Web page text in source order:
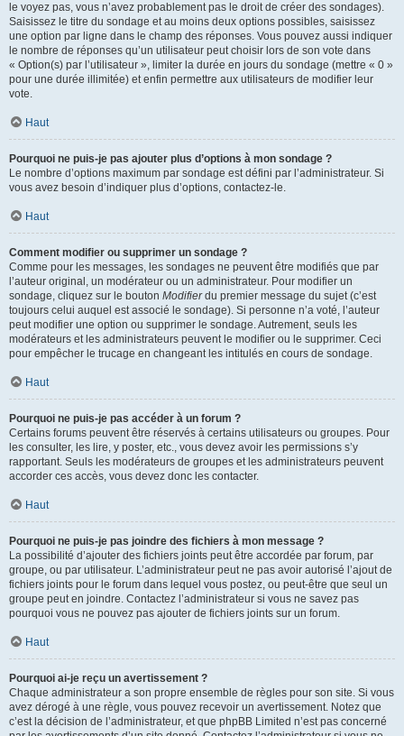
le voyez pas, vous n’avez probablement pas le droit de créer des sondages).
Saisissez le titre du sondage et au moins deux options possibles, saisissez
une option par ligne dans le champ des réponses. Vous pouvez aussi indiquer
le nombre de réponses qu’un utilisateur peut choisir lors de son vote dans
« Option(s) par l’utilisateur », limiter la durée en jours du sondage (mettre « 0 »
pour une durée illimitée) et enfin permettre aux utilisateurs de modifier leur
vote.
Haut
Pourquoi ne puis-je pas ajouter plus d’options à mon sondage ?
Le nombre d’options maximum par sondage est défini par l’administrateur. Si
vous avez besoin d’indiquer plus d’options, contactez-le.
Haut
Comment modifier ou supprimer un sondage ?
Comme pour les messages, les sondages ne peuvent être modifiés que par
l’auteur original, un modérateur ou un administrateur. Pour modifier un
sondage, cliquez sur le bouton Modifierdu premier message du sujet (c’est
toujours celui auquel est associé le sondage). Si personne n’a voté, l’auteur
peut modifier une option ou supprimer le sondage. Autrement, seuls les
modérateurs et les administrateurs peuvent le modifier ou le supprimer. Ceci
pour empêcher le trucage en changeant les intitulés en cours de sondage.
Haut
Pourquoi ne puis-je pas accéder à un forum ?
Certains forums peuvent être réservés à certains utilisateurs ou groupes. Pour
les consulter, les lire, y poster, etc., vous devez avoir les permissions s’y
rapportant. Seuls les modérateurs de groupes et les administrateurs peuvent
accorder ces accès, vous devez donc les contacter.
Haut
Pourquoi ne puis-je pas joindre des fichiers à mon message ?
La possibilité d’ajouter des fichiers joints peut être accordée par forum, par
groupe, ou par utilisateur. L’administrateur peut ne pas avoir autorisé l’ajout de
fichiers joints pour le forum dans lequel vous postez, ou peut-être que seul un
groupe peut en joindre. Contactez l’administrateur si vous ne savez pas
pourquoi vous ne pouvez pas ajouter de fichiers joints sur un forum.
Haut
Pourquoi ai-je reçu un avertissement ?
Chaque administrateur a son propre ensemble de règles pour son site. Si vous
avez dérogé à une règle, vous pouvez recevoir un avertissement. Notez que
c’est la décision de l’administrateur, et que phpBB Limited n’est pas concerné